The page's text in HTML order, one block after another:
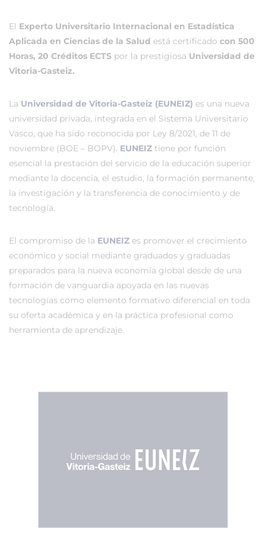
El Experto Universitario Internacional en Estadística
Aplicada en Ciencias de la Salud está certificado con 500
Horas, 20 Créditos ECTS por la prestigiosa Universidad de
Vitoria-Gasteiz.
La Universidad de Vitoria-Gasteiz (EUNEIZ) es una nueva
universidad privada, integrada en el Sistema Universitario
Vasco, que ha sido reconocida por Ley 8/2021, de 11 de
noviembre (BOE – BOPV). EUNEIZ tiene por función
esencial la prestación del servicio de la educación superior
mediante la docencia, el estudio, la formación permanente,
la investigación y la transferencia de conocimiento y de
tecnología.
El compromiso de la EUNEIZ es promover el crecimiento
económico y social mediante graduados y graduadas
preparados para la nueva economía global desde de una
formación de vanguardia apoyada en las nuevas
tecnologías como elemento formativo diferencial en toda
su oferta académica y en la práctica profesional como
herramienta de aprendizaje.